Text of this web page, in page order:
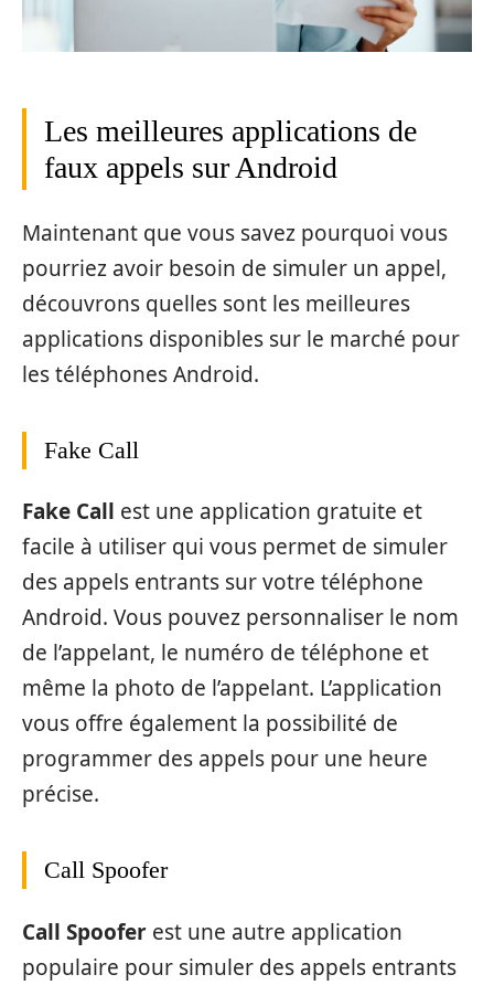
Les meilleures applications de
faux appels sur Android
Maintenant que vous savez pourquoi vous
pourriez avoir besoin de simuler un appel,
découvrons quelles sont les meilleures
applications disponibles sur le marché pour
les téléphones Android.
Fake Call
Fake Call est une application gratuite et
facile à utiliser qui vous permet de simuler
des appels entrants sur votre téléphone
Android. Vous pouvez personnaliser le nom
de l’appelant, le numéro de téléphone et
même la photo de l’appelant. L’application
vous offre également la possibilité de
programmer des appels pour une heure
précise.
Call Spoofer
Call Spoofer est une autre application
populaire pour simuler des appels entrants